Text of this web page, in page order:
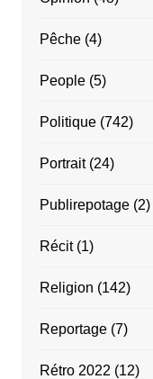
Pêche(4)
People(5)
Politique(742)
Portrait(24)
Publirepotage(2)
Récit(1)
Religion (142)
Reportage(7)
Rétro 2022 (12)